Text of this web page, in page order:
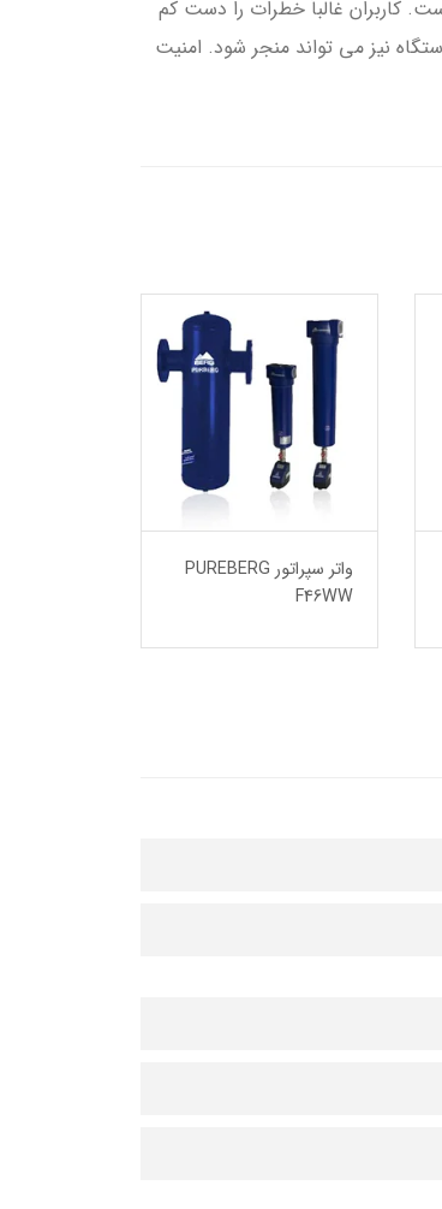
خوبی است. کاربران غالباً خطرات را دست کم
دستگاه نیز می تواند منجر شود. امنیت
واتر سپراتور PUREBERG
F46WW